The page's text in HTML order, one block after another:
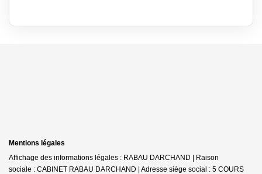
Mentions légales
Affichage des informations légales : RABAU DARCHAND | Raison
sociale : CABINET RABAU DARCHAND | Adresse siège social : 5 COURS